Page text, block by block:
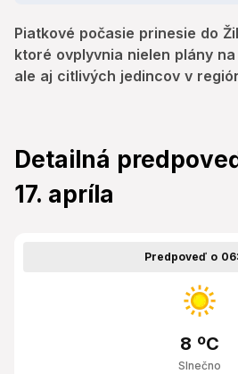
Piatkové počasie prinesie do
ktoré ovplyvnia nielen plány
ale aj citlivých jedincov v
Detailná
17. apríla
Predpoveď o
Slnečno
8 ºC